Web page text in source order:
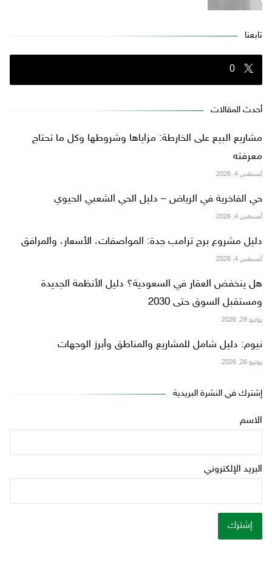
تابعنا
0
أحدث المقالات
مشاريع البيع على الخارطة: مزاياها وشروطها وكل ما تحتاج
معرفته
أغسطس 4, 2026
حي الفاخرية في الرياض – دليل الحي الشعبي الحيوي
أغسطس 4, 2026
دليل مشروع برج ترامب جدة: المواصفات، الأسعار، والمرافق
أغسطس 4, 2026
هل ينخفض العقار في السعودية؟ دليل الأنظمة الجديدة
ومستقبل السوق حتى 2030
يوليو 29, 2026
نيوم: دليل شامل للمشاريع والمناطق وأبرز الوجهات
يوليو 26, 2026
إشترك في النشرة البريدية
الاسم
البريد الإلكتروني